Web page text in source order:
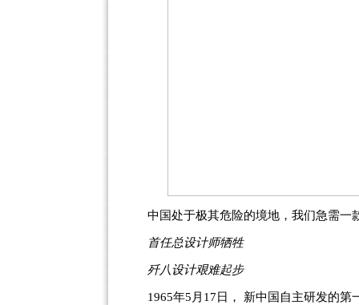
中国处于极其危险的境地，我们急需一
首任总设计师牺牲
歼八设计艰难起步
1965年5月17日， 新中国自主研发的